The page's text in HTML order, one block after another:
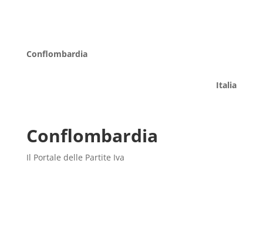
Conflombardia
Italia
Conflombardia
Il Portale delle Partite Iva